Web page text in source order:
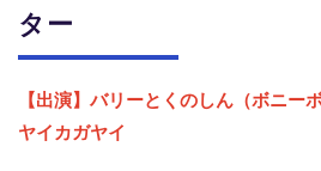
ター
【出演】バリーとくのしん（ボニ
ヤイカガヤイ